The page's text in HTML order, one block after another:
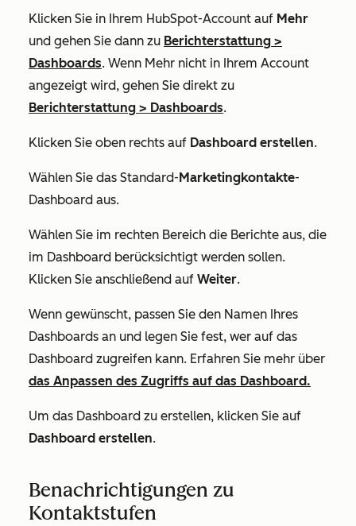
Klicken Sie in Ihrem HubSpot-Account auf Mehr
und gehen Sie dann zu Berichterstattung >
Dashboards. Wenn Mehr nicht in Ihrem Account
angezeigt wird, gehen Sie direkt zu
Berichterstattung > Dashboards.
Klicken Sie oben rechts auf Dashboard erstellen.
Wählen Sie das Standard- Marketingkontakte-
Dashboard aus.
Wählen Sie im rechten Bereich die Berichte aus, die
im Dashboard berücksichtigt werden sollen.
Klicken Sie anschließend auf Weiter.
Wenn gewünscht, passen Sie den Namen Ihres
Dashboards an und legen Sie fest, wer auf das
Dashboard zugreifen kann. Erfahren Sie mehr über
das Anpassen des Zugriffs auf das Dashboard.
Um das Dashboard zu erstellen, klicken Sie auf
Dashboard erstellen.
Benachrichtigungen zu
Kontaktstufen